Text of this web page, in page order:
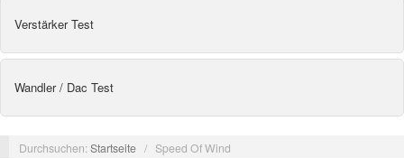
Verstärker Test
Wandler / Dac Test
Durchsuchen:Startseite / Speed Of Wind